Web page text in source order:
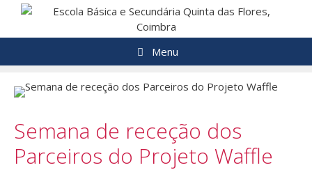
Saltar
o
Menu
Semana de receção dos
Parceiros do Projeto Waffle